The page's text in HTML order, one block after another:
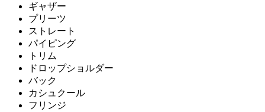
ギャザー
プリーツ
ストレート
パイピング
トリム
ドロップショルダー
バック
カシュクール
フリンジ